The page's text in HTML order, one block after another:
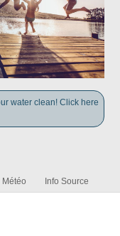
water clean! Click here
Météo Info Source